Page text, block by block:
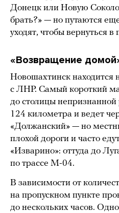
Донецк или Новую
брать?» — но путаются
уходят, чтобы вернуться в
«Возвращение
Новошахтинск находится
с ЛНР. Самый короткий
до столицы непризнанной
124 километра и ведет
«Должанский» — но
плохой дороги и часто
«Изварино»: оттуда до
по трассе М-04.
В зависимости от
на пропускном пункте
до нескольких часов.